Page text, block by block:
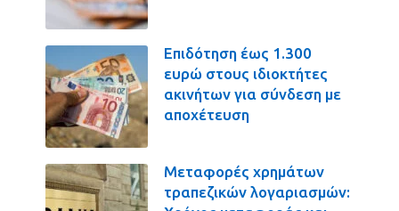
Επιδότηση έως 1.300
ευρώ στους ιδιοκτήτες
ακινήτων για σύνδεση με
αποχέτευση
Μεταφορές χρημάτων
τραπεζικών λογαριασμών: